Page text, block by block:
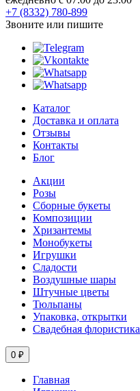
+7 (8332) 780-899
Звоните или пишите
Каталог
Доставка и оплата
Отзывы
Контакты
Блог
Акции
Розы
Сборные букеты
Композиции
Хризантемы
Монобукеты
Игрушки
Сладости
Воздушные шары
Штучные цветы
Тюльпаны
Упаковка, открытки
Свадебная флористика
0 ₽
Главная